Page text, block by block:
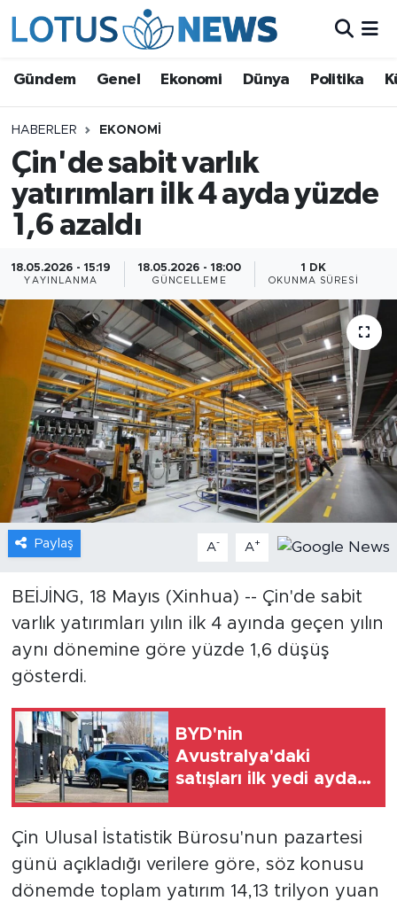
Gündem Genel Ekonomi Dünya Politika
HABERLER EKONOMI
Çin'de sabit varlık
yatırımları ilk 4 ayda yüzde
1,6 azaldı
18.05.2026 - 15:19
YAYINLANMA
18.05.2026 - 18:00
GÜNCELLEME
1 DK
OKUNMA SÜRESI
Paylaş A- A+
BEİJİNG, 18 Mayıs (Xinhua) -- Çin'de sabit
varlık yatırımları yılın ilk 4 ayında geçen yılın
aynı dönemine göre yüzde 1,6 düşüş
gösterdi.
BYD'nin
Avustralya'daki
satışları ilk yedi ayda
Çin Ulusal İstatistik Bürosu'nun pazartesi
günü açıkladığı verilere göre, söz konusu
dönemde toplam yatırım 14,13 trilyon yuan
Ekonomi
Dünya
Politika
Bilim ve Teknoloji
Çin Fuarları
Gündem
Video
Sağlık
Xinhua
Xinhua Türkiye